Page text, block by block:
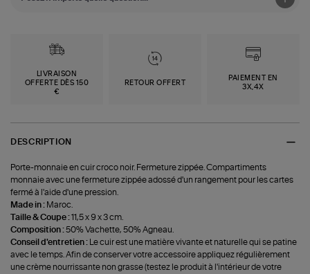
LIVRAISON
OFFERTE DÈS 150
€
RETOUR OFFERT
PAIEMENT EN
3X,4X
DESCRIPTION
Porte-monnaie en cuir croco noir. Fermeture zippée. Compartiments
monnaie avec une fermeture zippée adossé d'un rangement pour les cartes
fermé à l'aide d'une pression.
Made in : Maroc.
Taille & Coupe :11,5 x 9 x 3 cm.
Composition :50% Vachette, 50% Agneau.
Conseil d'entretien :
Le cuir est une matière vivante et naturelle qui se patine
avec le temps. Afin de conserver votre accessoire appliquez régulièrement
une crème nourrissante non grasse (testez le produit à l'intérieur de votre